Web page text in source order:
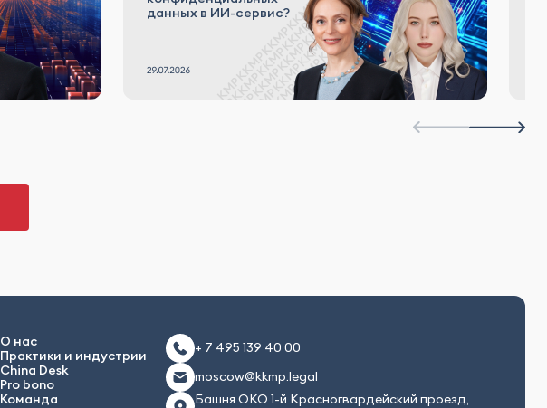
данных в ИИ-сервис?
О нас
Практики и индустрии
China Desk
Pro bono
Команда
+ 7 495 139 40 00
moscow@kkmp.legal
Башня ОКО 1-й Красногвардейский проезд,